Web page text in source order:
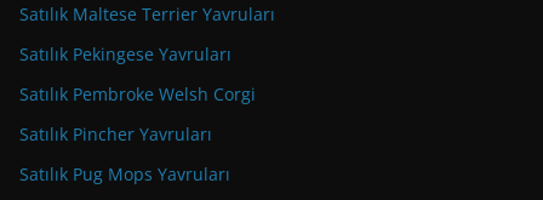
Satılık Maltese Terrier Yavruları
Satılık Pekingese Yavruları
Satılık Pembroke Welsh Corgi
Satılık Pincher Yavruları
Satılık Pug Mops Yavruları